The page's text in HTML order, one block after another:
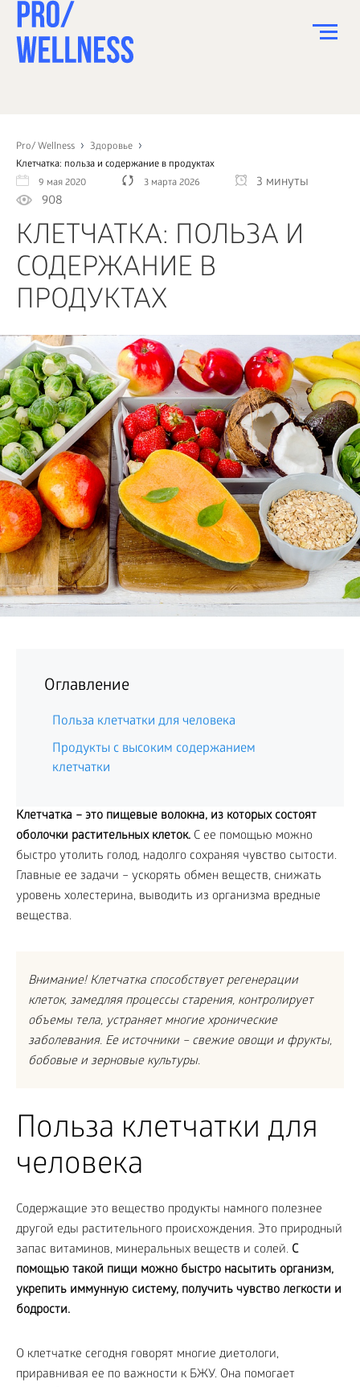
Pro/ Wellness
Здоровье
Клетчатка: польза и содержание в продуктах
9 мая 2020
3 марта 2026
3 минуты
908
КЛЕТЧАТКА: ПОЛЬЗА И
СОДЕРЖАНИЕ В
ПРОДУКТАХ
Оглавление
Польза клетчатки для человека
Продукты с высоким содержанием
клетчатки
Клетчатка – это пищевые волокна, из которых состоят
оболочки растительных клеток. С ее помощью можно
быстро утолить голод, надолго сохраняя чувство сытости.
Главные ее задачи – ускорять обмен веществ, снижать
уровень холестерина, выводить из организма вредные
вещества.
Внимание! Клетчатка способствует регенерации
клеток, замедляя процессы старения, контролирует
объемы тела, устраняет многие хронические
заболевания. Ее источники – свежие овощи и фрукты,
бобовые и зерновые культуры.
Польза клетчатки для
человека
Содержащие это вещество продукты намного полезнее
другой еды растительного происхождения. Это природный
запас витаминов, минеральных веществ и солей. С
помощью такой пищи можно быстро насытить организм,
укрепить иммунную систему, получить чувство легкости и
бодрости.
О клетчатке сегодня говорят многие диетологи,
приравнивая ее по важности к БЖУ. Она помогает
СПОРТ
ЗДОРОВЬЕ
КРАСОТА
ПСИХОЛОГИЯ
ДЕТИ
ДОМ
КАК?
БИЗНЕС